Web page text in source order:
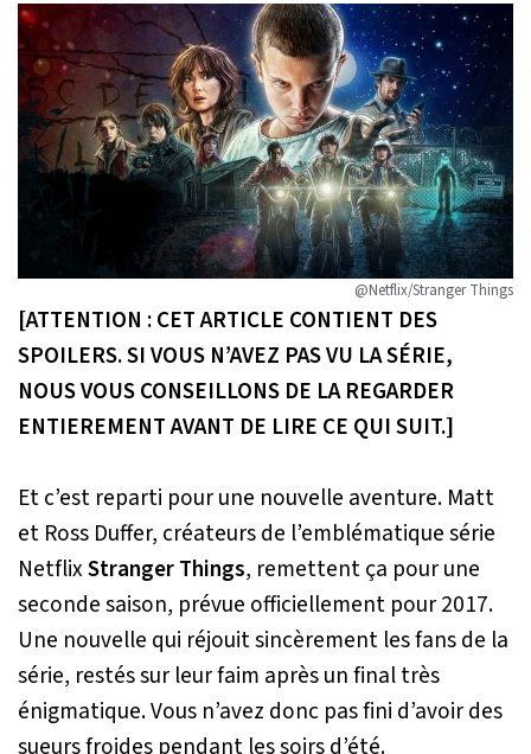
@Netflix/Stranger Things
[ATTENTION : CET ARTICLE CONTIENT DES
SPOILERS. SI VOUS N’AVEZ PAS VU LA SÉRIE,
NOUS VOUS CONSEILLONS DE LA REGARDER
ENTIEREMENT AVANT DE LIRE CE QUI SUIT.]
Et c’est reparti pour une nouvelle aventure. Matt
et Ross Duffer, créateurs de l’emblématique série
NetflixStranger Things, remettent ça pour une
seconde saison, prévue officiellement pour 2017.
Une nouvelle qui réjouit sincèrement les fans de la
série, restés sur leur faim après un final très
énigmatique. Vous n’avez donc pas fini d’avoir des
sueurs froides pendant les soirs d’été.